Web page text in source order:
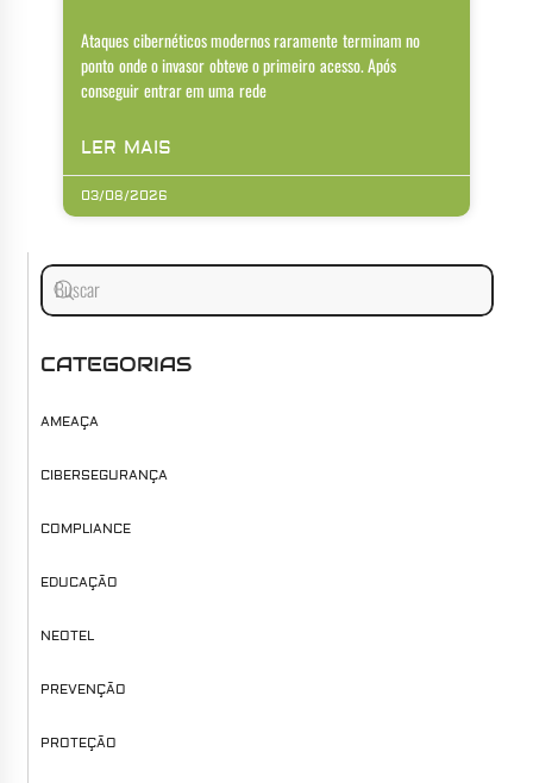
Ataques cibernéticos modernos raramente terminam no
ponto onde o invasor obteve o primeiro acesso. Após
conseguir entrar em uma rede
LER MAIS
03/08/2026
CATEGORIAS
AMEAÇA
CIBERSEGURANÇA
COMPLIANCE
EDUCAÇÃO
NEOTEL
PREVENÇÃO
PROTEÇÃO